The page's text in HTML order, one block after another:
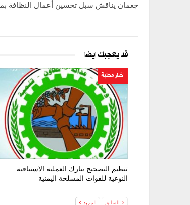
جعمان يناقش سبل تحسين أعمال النظافة
قد يعجبك ايضا
اخبار محلية
تنظيم التصحيح يبارك العملية الاستباقية
النوعية للقوات المسلحة اليمنية
السابق المزيد